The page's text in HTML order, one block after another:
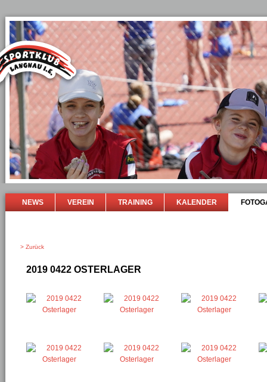
NEWS VEREIN TRAINING KALENDER
> Zurück
2019 0422 OSTERLAGER